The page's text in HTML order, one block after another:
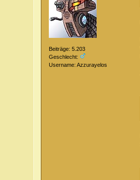
Beiträge: 5.203
Geschlecht:
Username: Azzurayelos